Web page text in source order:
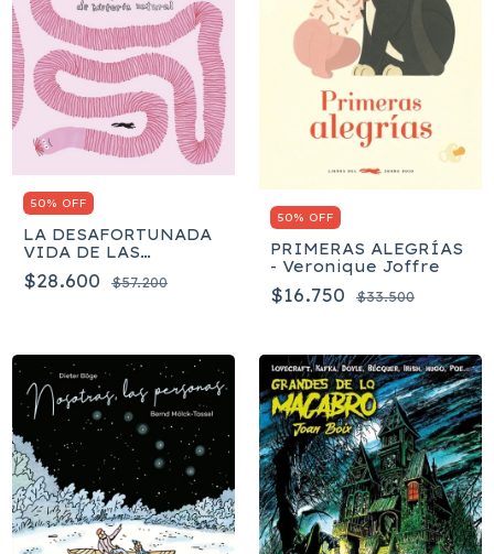
50% OFF
LA DESAFORTUNADA
VIDA DE LAS
LOMBRICES - Noemi
Vola
$28.600 $57.200
50% OFF
PRIMERAS ALEGRÍAS
- Veronique Joffre
$16.750 $33.500